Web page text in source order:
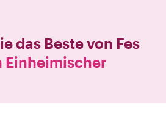
das Beste von Fes
Einheimischer